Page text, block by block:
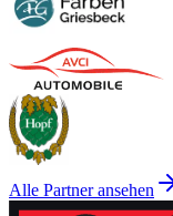
Alle Partner ansehen